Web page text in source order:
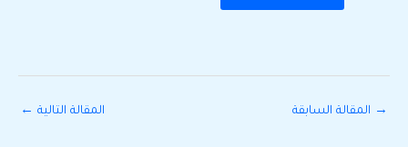
→ المقالة السابقة المقالة التالية ←